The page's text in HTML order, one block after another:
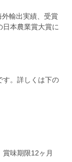
輸出実績、受賞
本農業賞大賞に
す。詳しくは下の
味期限12ヶ月